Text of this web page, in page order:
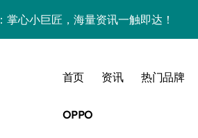
掌心小巨匠，海量资讯一触即达！
！超实用功能抢先揭秘，速来围观！
先揭秘！手机管家带你探新亮点
定制主题潮翻天！
首页 资讯 热门品牌
OPPO